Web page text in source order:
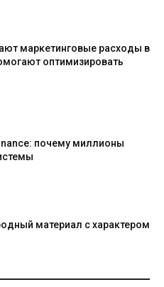
маркетинговые расходы в
оптимизировать
почему миллионы
материал с характером